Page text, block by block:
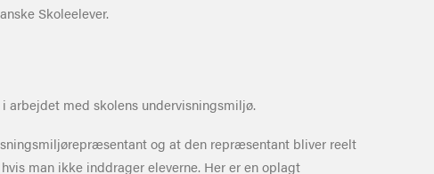
Skoleelever.
arbejdet med skolens undervisningsmiljø.
og at den repræsentant bliver reelt
man ikke inddrager eleverne. Her er en oplagt